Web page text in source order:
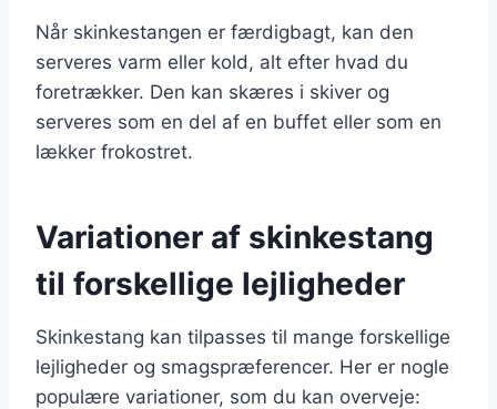
Når skinkestangen er færdigbagt, kan den
serveres varm eller kold, alt efter hvad du
foretrækker. Den kan skæres i skiver og
serveres som en del af en buffet eller som en
lækker frokostret.
Variationer af skinkestang
til forskellige lejligheder
Skinkestang kan tilpasses til mange forskellige
lejligheder og smagspræferencer. Her er nogle
populære variationer, som du kan overveje: